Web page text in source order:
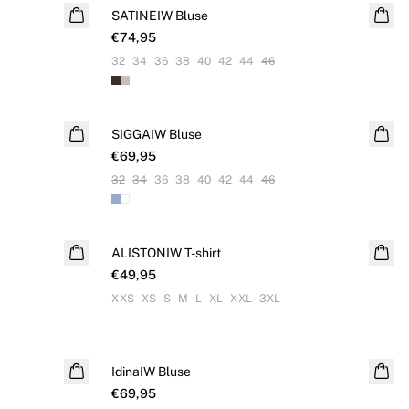
NEUHEITEN
SATINEIW Bluse
€74,95
32 34 36 38 40 42 44 46
NEUHEITEN
SIGGAIW Bluse
€69,95
32 34 36 38 40 42 44 46
NEUHEITEN
ALISTONIW T-shirt
€49,95
XXS XS S M L XL XXL 3XL
NEUHEITEN
IdinaIW Bluse
€69,95